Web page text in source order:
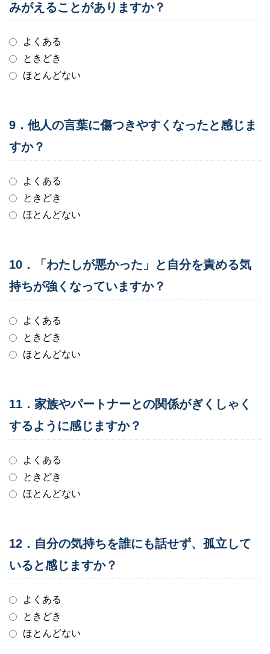
みがえることがありますか？
よくある
ときどき
ほとんどない
9．他人の言葉に傷つきやすくなったと感じま
すか？
よくある
ときどき
ほとんどない
10．「わたしが悪かった」と自分を責める気
持ちが強くなっていますか？
よくある
ときどき
ほとんどない
11．家族やパートナーとの関係がぎくしゃく
するように感じますか？
よくある
ときどき
ほとんどない
12．自分の気持ちを誰にも話せず、孤立して
いると感じますか？
よくある
ときどき
ほとんどない